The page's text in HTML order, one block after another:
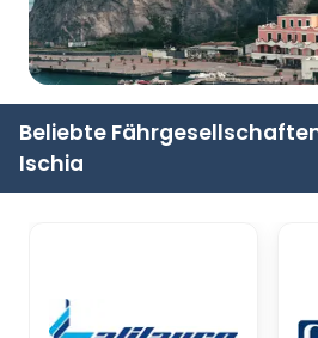
Beliebte
Ischia